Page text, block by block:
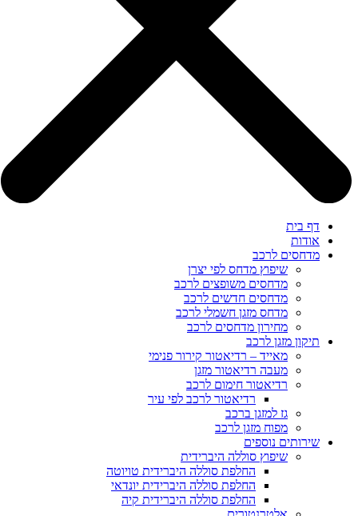
דף בית
אודות
מדחסים לרכב
שיפוץ מדחס לפי יצרן
מדחסים משופצים לרכב
מדחסים חדשים לרכב
מדחס מזגן חשמלי לרכב
מחירון מדחסים לרכב
תיקון מזגן לרכב
מאייד – רדיאטור קירור פנימי
מעבה רדיאטור מזגן
רדיאטור חימום לרכב
רדיאטור לרכב לפי עיר
גז למזגן ברכב
מפוח מזגן לרכב
שירותים נוספים
שיפוץ סוללה היברידית
החלפת סוללה היברידית טויוטה
החלפת סוללה היברידית יונדאי
החלפת סוללה היברידית קיה